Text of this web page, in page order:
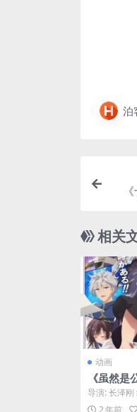
泊
相关
动画
《虽然是
姐，因为
打算自己
导演: 长泽刚
名: 虽然是